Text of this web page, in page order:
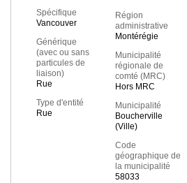
Spécifique
Vancouver
Générique
(avec ou sans
particules de
liaison)
Rue
Type d'entité
Rue
Région
administrative
Montérégie
Municipalité
régionale de
comté (MRC)
Hors MRC
Municipalité
Boucherville
(Ville)
Code
géographique de
la municipalité
58033